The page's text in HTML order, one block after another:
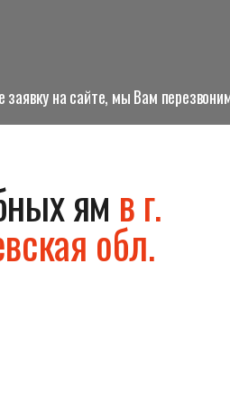
на сайте, мы Вам
ям в г.
обл.